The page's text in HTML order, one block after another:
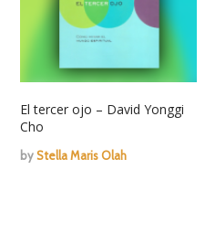
El tercer ojo – David Yonggi
Cho
byStella Maris Olah